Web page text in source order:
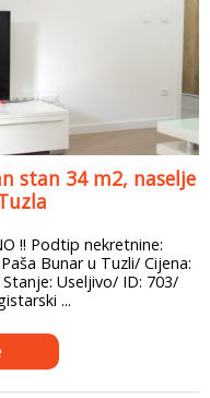
stan 34 m2, naselje
!! Podtip nekretnine:
Bunar u Tuzli/ Cijena:
Useljivo/ ID: 703/
...